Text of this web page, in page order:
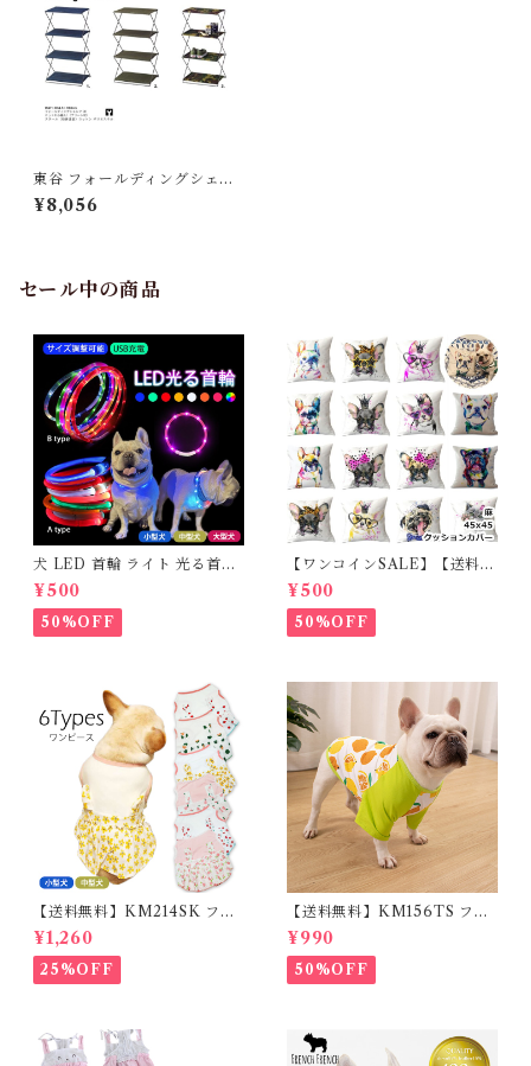
東谷 フォールディングシェル
フ 3D MIP-94 グリーン／ネ
イビー W47×D34.5×H86
¥8,056
セール中の商品
犬 LED 首輪 ライト 光る首輪
USB充電 生活防水 長さ調整可
能 首輪 犬用 ペット カラー ペ
ット用品 軽量 ドッグ用品 フレ
ンチブルドック 大型犬 中型犬
¥500
50%OFF
【ワンコインSALE】【送料無
料】KM503G クッションカバ
ー フレンチブルドッグ クリー
ム フレブル
¥500
50%OFF
【送料無料】KM214SK フレ
ブル 女の子 スカート ワンピー
ス夏 フリル 犬服 ドックウェア
¥1,260
25%OFF
【送料無料】KM156TS フレ
ブル Tシャツ フレンチブルド
ック レモン柄 犬服 ドックウェ
ア
¥990
50%OFF